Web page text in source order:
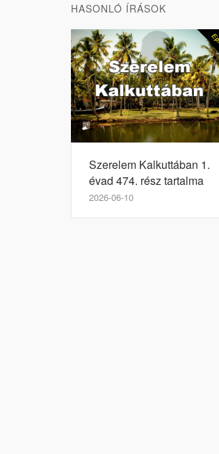
HASONLÓ ÍRÁSOK
Szerelem Kalkuttában 1.
évad 474. rész tartalma
2026-06-10